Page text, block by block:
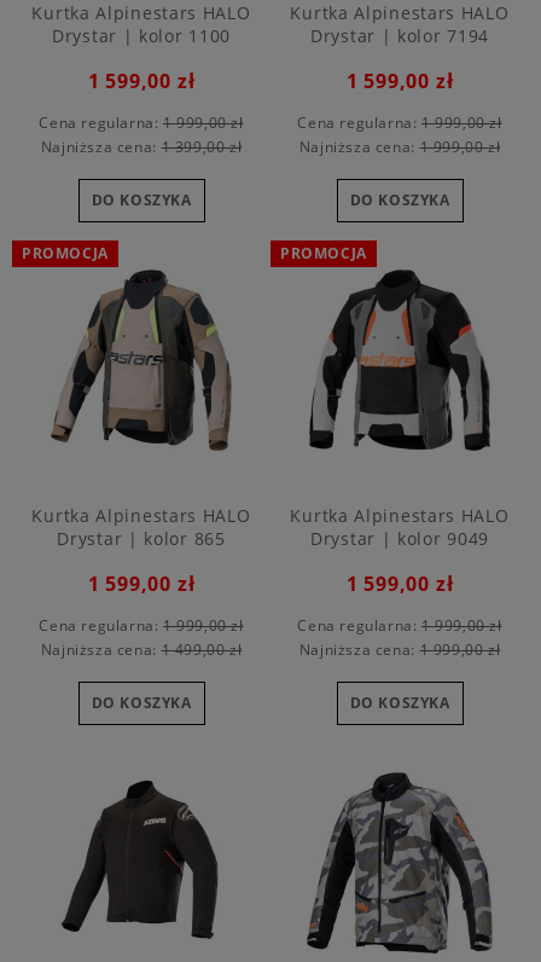
Kurtka Alpinestars HALO
Drystar | kolor 1100
1 599,00 zł
Cena regularna: 1 999,00 zł
Najniższa cena:1 399,00 zł
DO KOSZYKA
Kurtka Alpinestars HALO
Drystar | kolor 7194
1 599,00 zł
Cena regularna: 1 999,00 zł
Najniższa cena:1 999,00 zł
DO KOSZYKA
Kurtka Alpinestars HALO
Drystar | kolor 865
1 599,00 zł
Cena regularna: 1 999,00 zł
Najniższa cena:1 499,00 zł
DO KOSZYKA
PROMOCJA
Kurtka Alpinestars HALO
Drystar | kolor 9049
1 599,00 zł
Cena regularna: 1 999,00 zł
Najniższa cena:1 999,00 zł
DO KOSZYKA
PROMOCJA